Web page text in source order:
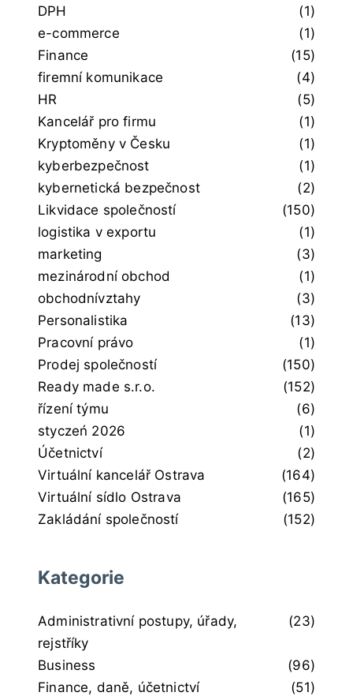
DPH
(1)
e-commerce
(1)
Finance
(15)
firemní komunikace
(4)
HR
(5)
Kancelář pro firmu
(1)
Kryptoměny v Česku
(1)
kyberbezpečnost
(1)
kybernetická bezpečnost
(2)
Likvidace společností
(150)
logistika v exportu
(1)
marketing
(3)
mezinárodní obchod
(1)
obchodnívztahy
(3)
Personalistika
(13)
Pracovní právo
(1)
Prodej společností
(150)
Ready made s.r.o.
(152)
řízení týmu
(6)
styczeń 2026
(1)
Účetnictví
(2)
Virtuální kancelář Ostrava
(164)
Virtuální sídlo Ostrava
(165)
Zakládání společností
(152)
Kategorie
Administrativní postupy, úřady,
rejstříky
(23)
Business
(96)
Finance, daně, účetnictví
(51)